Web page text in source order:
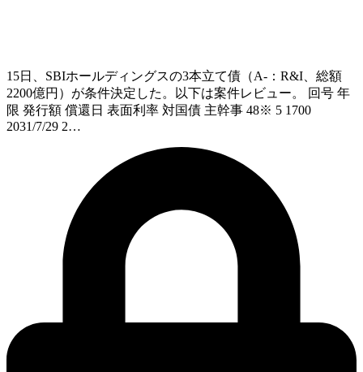
15日、SBIホールディングスの3本立て債（A-：R&I、総額
2200億円）が条件決定した。以下は案件レビュー。 回号 年
限 発行額 償還日 表面利率 対国債 主幹事 48※ 5 1700
2031/7/29 2…